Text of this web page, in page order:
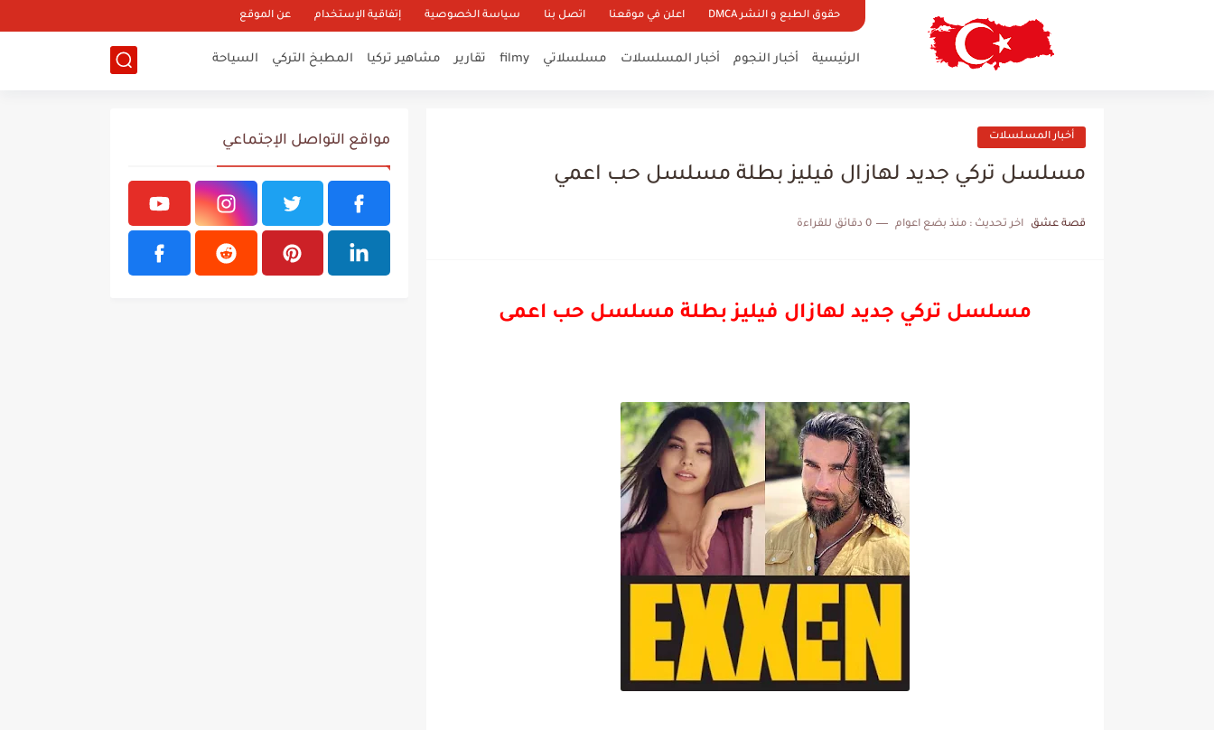
حقوق الطبع و النشر DMCA اعلن في موقعنا اتصل بنا سياسة الخصوصية إتفاقية الإستخدام عن الموقع
الرئيسية أخبار النجوم أخبار المسلسلات مسلسلاتي filmy تقارير مشاهير تركيا المطبخ التركي السياحة
أخبار المسلسلات
مسلسل تركي جديد لهازال فيليز بطلة مسلسل حب اعمي
قصة عشق اخر تحديث : منذ بضع اعوام 0 دقائق للقراءة
مسلسل تركي جديد لهازال فيليز بطلة مسلسل حب اعمى
مواقع التواصل الإجتماعي